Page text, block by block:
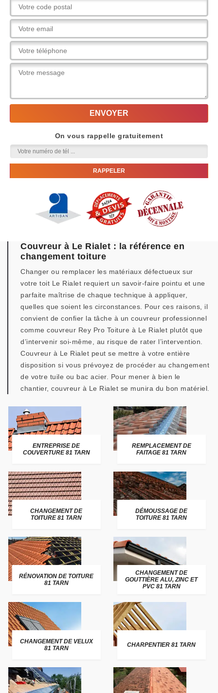
On vous rappelle gratuitement
Couvreur à Le Rialet : la référence en
changement toiture
Changer ou remplacer les matériaux défectueux sur
votre toit Le Rialet requiert un savoir-faire pointu et une
parfaite maîtrise de chaque technique à appliquer,
quelles que soient les circonstances. Pour ces raisons, il
convient de confier la tâche à un couvreur professionnel
comme couvreur Rey Pro Toiture à Le Rialet plutôt que
d’intervenir soi-même, au risque de rater l’intervention.
Couvreur à Le Rialet peut se mettre à votre entière
disposition si vous prévoyez de procéder au changement
de votre tuile ou bac acier. Pour mener à bien le
chantier, couvreur à Le Rialet se munira du bon matériel.
ENTREPRISE DE
COUVERTURE 81 TARN
REMPLACEMENT DE
FAITAGE 81 TARN
CHANGEMENT DE
TOITURE 81 TARN
DÉMOUSSAGE DE
TOITURE 81 TARN
RÉNOVATION DE TOITURE
81 TARN
CHANGEMENT DE
GOUTTIÈRE ALU, ZINC ET
PVC 81 TARN
CHANGEMENT DE VELUX
81 TARN
CHARPENTIER 81 TARN